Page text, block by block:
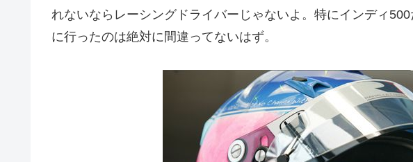
れないならレーシングドライバーじゃないよ。特にインディ
に行ったのは絶対に間違ってないはず。